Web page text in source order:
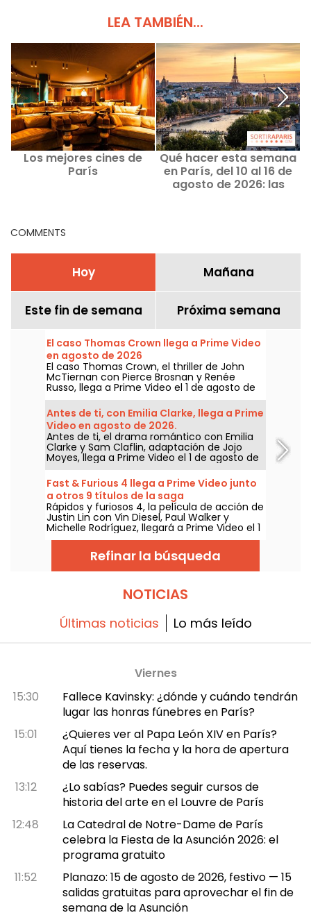
LEA TAMBIÉN...
Los mejores cines de
París
Qué hacer esta semana
en París, del 10 al 16 de
agosto de 2026: las
COMMENTS
Hoy Mañana
Este fin de semana Próxima semana
El caso Thomas Crown llega a Prime Video
en agosto de 2026
El caso Thomas Crown, el thriller de John
McTiernan con Pierce Brosnan y Renée
Russo, llega a Prime Video el 1 de agosto de
2026.
Antes de ti, con Emilia Clarke, llega a Prime
Video en agosto de 2026.
Antes de ti, el drama romántico con Emilia
Clarke y Sam Claflin, adaptación de Jojo
Moyes, llega a Prime Video el 1 de agosto de
2026.
Fast & Furious 4 llega a Prime Video junto
a otros 9 títulos de la saga
Rápidos y furiosos 4, la película de acción de
Justin Lin con Vin Diesel, Paul Walker y
Michelle Rodríguez, llegará a Prime Video el 1
de agosto de 2026, junto a varios capítulos
Refinar la búsqueda
NOTICIAS
Últimas noticias Lo más leído
Viernes
15:30
Fallece Kavinsky: ¿dónde y cuándo tendrán
lugar las honras fúnebres en París?
15:01
¿Quieres ver al Papa León XIV en París?
Aquí tienes la fecha y la hora de apertura
de las reservas.
13:12
¿Lo sabías? Puedes seguir cursos de
historia del arte en el Louvre de París
12:48
La Catedral de Notre-Dame de París
celebra la Fiesta de la Asunción 2026: el
programa gratuito
11:52
Planazo: 15 de agosto de 2026, festivo — 15
salidas gratuitas para aprovechar el fin de
semana de la Asunción